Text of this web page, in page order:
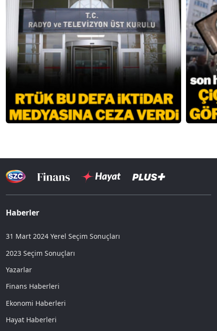
Haberler
31 Mart 2024 Yerel Seçim Sonuçları
2023 Seçim Sonuçları
Yazarlar
Finans Haberleri
Ekonomi Haberleri
Hayat Haberleri